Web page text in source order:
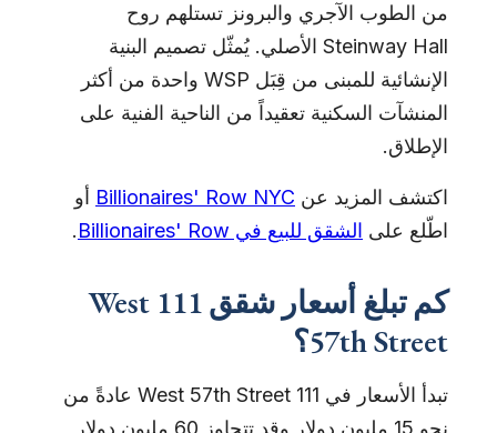
من الطوب الآجري والبرونز تستلهم روح
Steinway Hall الأصلي. يُمثّل تصميم البنية
الإنشائية للمبنى من قِبَل WSP واحدة من أكثر
المنشآت السكنية تعقيداً من الناحية الفنية على
الإطلاق.
اكتشف المزيد عن Billionaires' Row NYC أو
اطّلع على الشقق للبيع في Billionaires' Row .
كم تبلغ أسعار شقق 111 West
57th Street؟
تبدأ الأسعار في 111 West 57th Street عادةً من
نحو 15 مليون دولار وقد تتجاوز 60 مليون دولار